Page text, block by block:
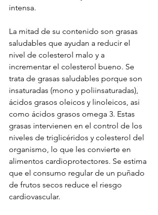
intensa.
La mitad de su contenido son grasas
saludables que ayudan a reducir el
nivel de colesterol malo y a
incrementar el colesterol bueno. Se
trata de grasas saludables porque son
insaturadas (mono y poliinsaturadas),
ácidos grasos oleicos y linoleicos, asi
como ácidos grasos omega 3. Estas
grasas intervienen en el control de los
niveles de triglicéridos y colesterol del
organismo, lo que les convierte en
alimentos cardioprotectores. Se estima
que el consumo regular de un puñado
de frutos secos reduce el riesgo
cardiovascular.